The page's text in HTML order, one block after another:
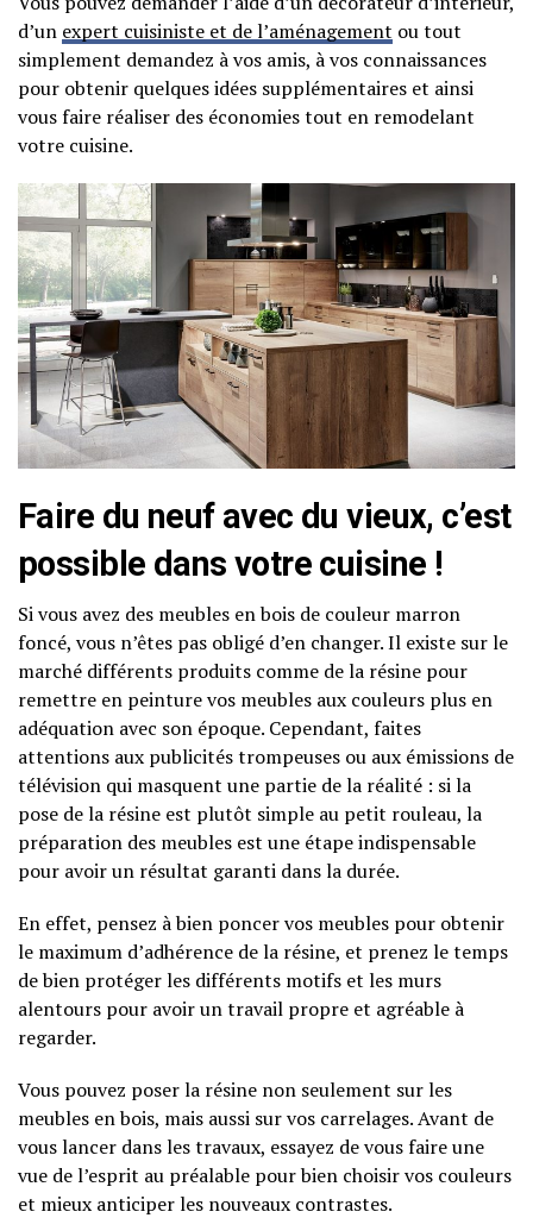
d’un expert cuisiniste et de l’aménagement ou tout
simplement demandez à vos amis, à vos connaissances
pour obtenir quelques idées supplémentaires et ainsi
vous faire réaliser des économies tout en remodelant
votre cuisine.
Faire du neuf avec du vieux, c’est
possible dans votre cuisine !
Si vous avez des meubles en bois de couleur marron
foncé, vous n’êtes pas obligé d’en changer. Il existe sur le
marché différents produits comme de la résine pour
remettre en peinture vos meubles aux couleurs plus en
adéquation avec son époque. Cependant, faites
attentions aux publicités trompeuses ou aux émissions de
télévision qui masquent une partie de la réalité : si la
pose de la résine est plutôt simple au petit rouleau, la
préparation des meubles est une étape indispensable
pour avoir un résultat garanti dans la durée.
En effet, pensez à bien poncer vos meubles pour obtenir
le maximum d’adhérence de la résine, et prenez le temps
de bien protéger les différents motifs et les murs
alentours pour avoir un travail propre et agréable à
regarder.
Vous pouvez poser la résine non seulement sur les
meubles en bois, mais aussi sur vos carrelages. Avant de
vous lancer dans les travaux, essayez de vous faire une
vue de l’esprit au préalable pour bien choisir vos couleurs
et mieux anticiper les nouveaux contrastes.